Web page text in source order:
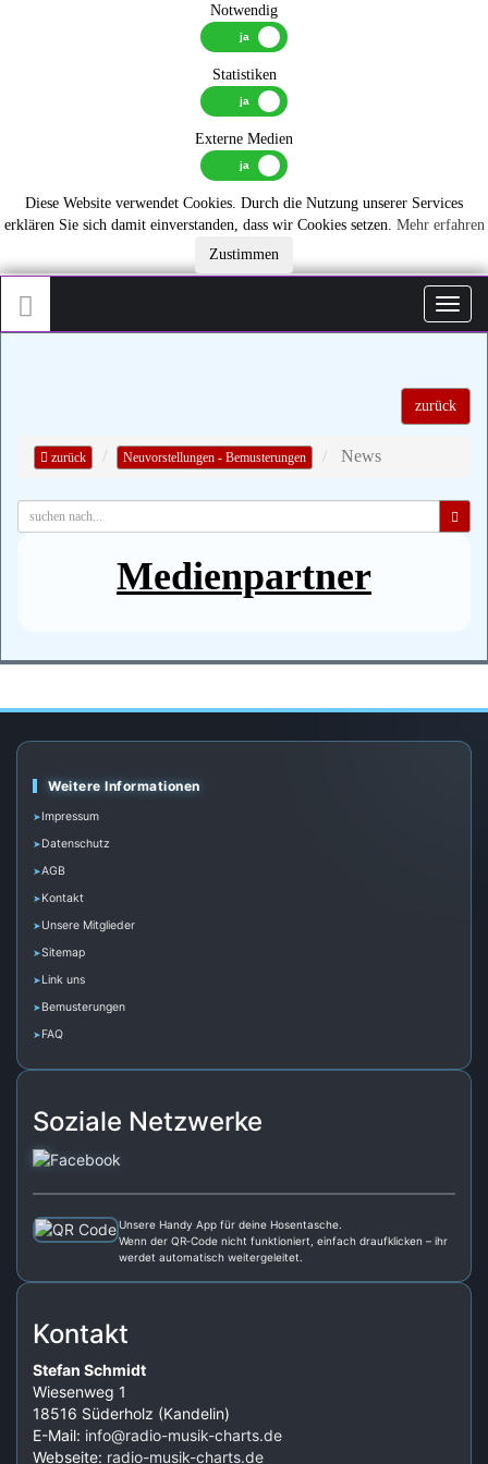
Notwendig
Statistiken
Externe Medien
Diese Website verwendet Cookies. Durch die Nutzung unserer Services
erklären Sie sich damit einverstanden, dass wir Cookies setzen. Mehr erfahren
Zustimmen
zurück
zurück Neuvorstellungen - Bemusterungen News
Medienpartner
Weitere Informationen
Impressum
Datenschutz
AGB
Kontakt
Unsere Mitglieder
Sitemap
Link uns
Bemusterungen
FAQ
Soziale Netzwerke
Unsere Handy App für deine Hosentasche.
Wenn der QR‑Code nicht funktioniert, einfach draufklicken – ihr
werdet automatisch weitergeleitet.
Kontakt
Stefan Schmidt
Wiesenweg 1
18516 Süderholz (Kandelin)
E-Mail: info@radio-musik-charts.de
Webseite: radio-musik-charts.de